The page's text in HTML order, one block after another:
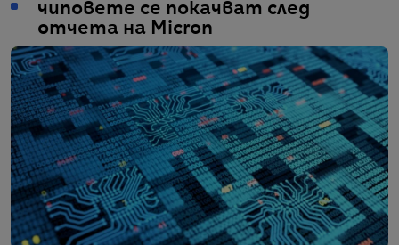
чиповете се покачват след
отчета на Micron